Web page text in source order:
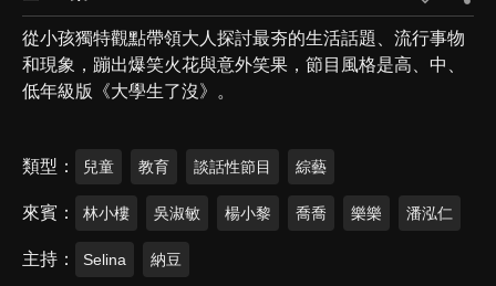
從小孩獨特觀點帶領大人探討最夯的生活話題、流行事物
和現象，蹦出爆笑火花與意外笑果，節目風格是高、中、
低年級版《大學生了沒》。
類型 兒童 教育 談話性節目 綜藝
來賓 林小樓 吳淑敏 楊小黎 喬喬 樂樂 潘泓仁
主持 Selina 納豆